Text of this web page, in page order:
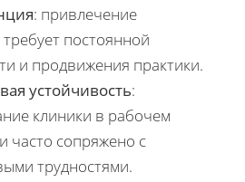
: привлечение
постоянной
и продвижения практики.
устойчивость:
клиники в рабочем
часто сопряжено с
трудностями.